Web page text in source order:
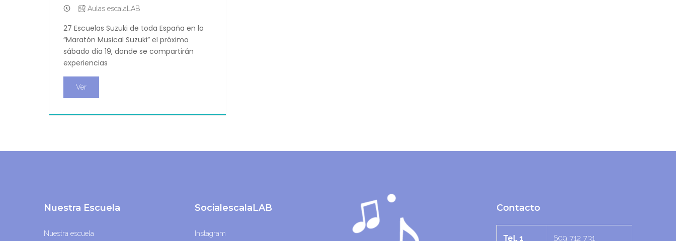
Aulas escalaLAB
27 Escuelas Suzuki de toda España en la
“Maratón Musical Suzuki” el próximo
sábado día 19, donde se compartirán
experiencias
Ver
Nuestra Escuela
Nuestra escuela
SocialescalaLAB
Instagram
Contacto
Tel. 1 699 712 731